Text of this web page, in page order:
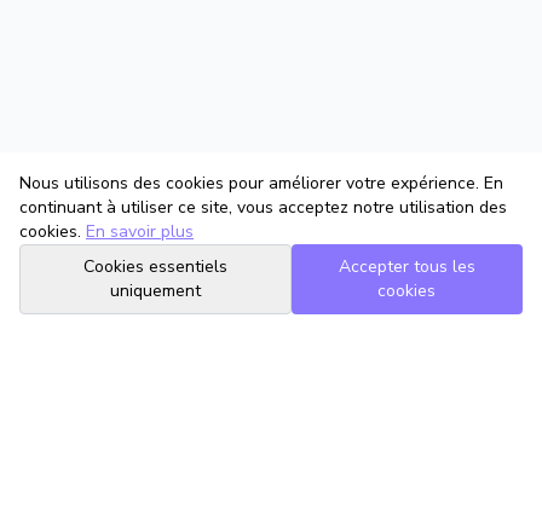
Nous utilisons des cookies pour améliorer votre expérience. En
continuant à utiliser ce site, vous acceptez notre utilisation des
cookies. En savoir plus
Cookies essentiels
uniquement
Accepter tous les
cookies